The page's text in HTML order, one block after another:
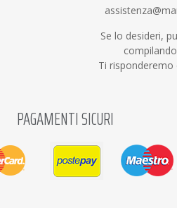
Se lo desideri,
Ti risponderemo
PAGAMENTI SICURI